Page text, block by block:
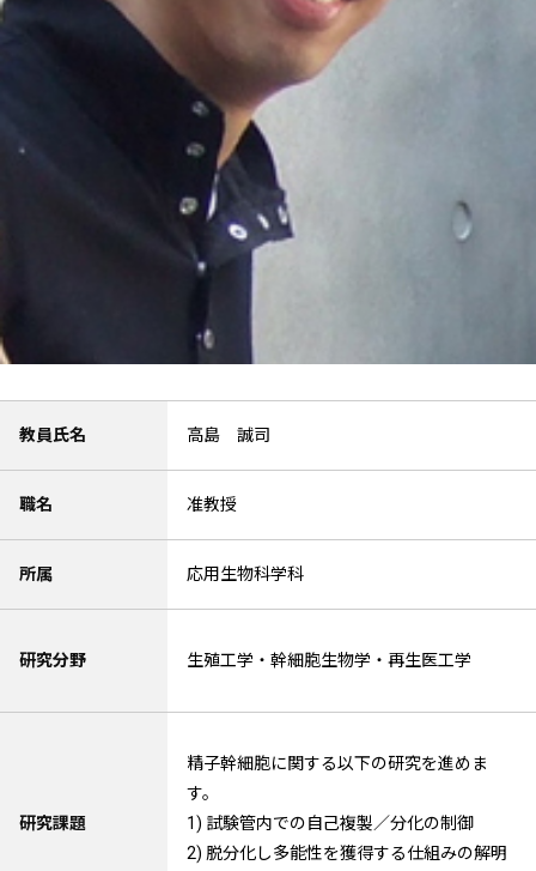
教員氏名 高島 誠司
職名 准教授
所属 応用生物科学科
研究分野 生殖工学・幹細胞生物学・再生医工学
研究課題
精子幹細胞に関する以下の研究を進めま
す。
1) 試験管内での自己複製／分化の制御
2) 脱分化し多能性を獲得する仕組みの解明